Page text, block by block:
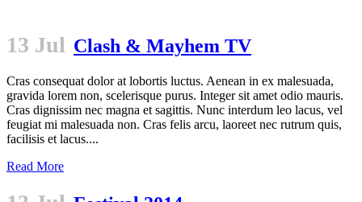
13 Jul Clash & Mayhem TV
Cras consequat dolor at lobortis luctus. Aenean in ex malesuada,
gravida lorem non, scelerisque purus. Integer sit amet odio mauris.
Cras dignissim nec magna et sagittis. Nunc interdum leo lacus, vel
feugiat mi malesuada non. Cras felis arcu, laoreet nec rutrum quis,
facilisis et lacus....
Read More